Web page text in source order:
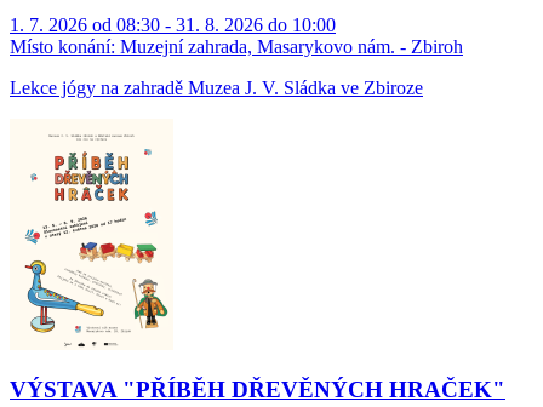
1. 7. 2026 od 08:30 - 31. 8. 2026 do 10:00
Místo konání: Muzejní zahrada, Masarykovo nám. - Zbiroh
Lekce jógy na zahradě Muzea J. V. Sládka ve Zbiroze
VÝSTAVA "PŘÍBĚH DŘEVĚNÝCH HRAČEK"